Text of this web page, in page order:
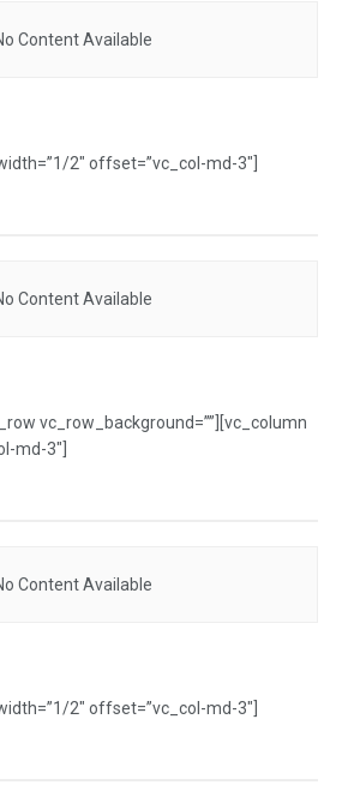
Content Available
2″ offset=”vc_col-md-3″]
Content Available
vc_row_background=””][vc_column
md-3″]
Content Available
2″ offset=”vc_col-md-3″]